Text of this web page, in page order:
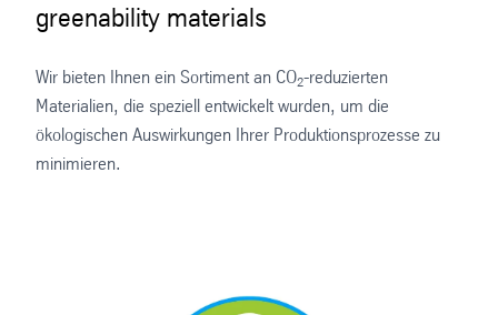
greenability materials
Wir bieten Ihnen ein Sortiment an CO2-reduzierten
Materialien, die speziell entwickelt wurden, um die
ökologischen Auswirkungen Ihrer Produktionsprozesse zu
minimieren.